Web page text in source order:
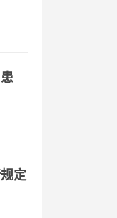
定